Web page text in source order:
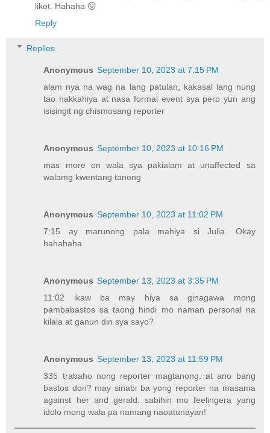
likot. Hahaha 😛
Reply
Replies
Anonymous September 10, 2023 at 7:15 PM
alam nya na wag na lang patulan, kakasal lang nung
tao nakkahiya at nasa formal event sya pero yun ang
isisingit ng chismosang reporter
Anonymous September 10, 2023 at 10:16 PM
mas more on wala sya pakialam at unaffected sa
walamg kwentang tanong
Anonymous September 10, 2023 at 11:02 PM
7:15 ay marunong pala mahiya si Julia. Okay
hahahaha
Anonymous September 13, 2023 at 3:35 PM
11:02 ikaw ba may hiya sa ginagawa mong
pambabastos sa taong hindi mo naman personal na
kilala at ganun din sya sayo?
Anonymous September 13, 2023 at 11:59 PM
335 trabaho nong reporter magtanong. at ano bang
bastos don? may sinabi ba yong reporter na masama
against her and gerald. sabihin mo feelingera yang
idolo mong wala pa namang naoatunayan!